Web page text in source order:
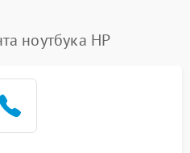
2500 ₽ Подробнее →
2000 ₽
ноутбука HP